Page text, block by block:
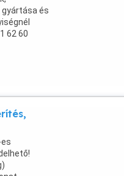
és
62 60